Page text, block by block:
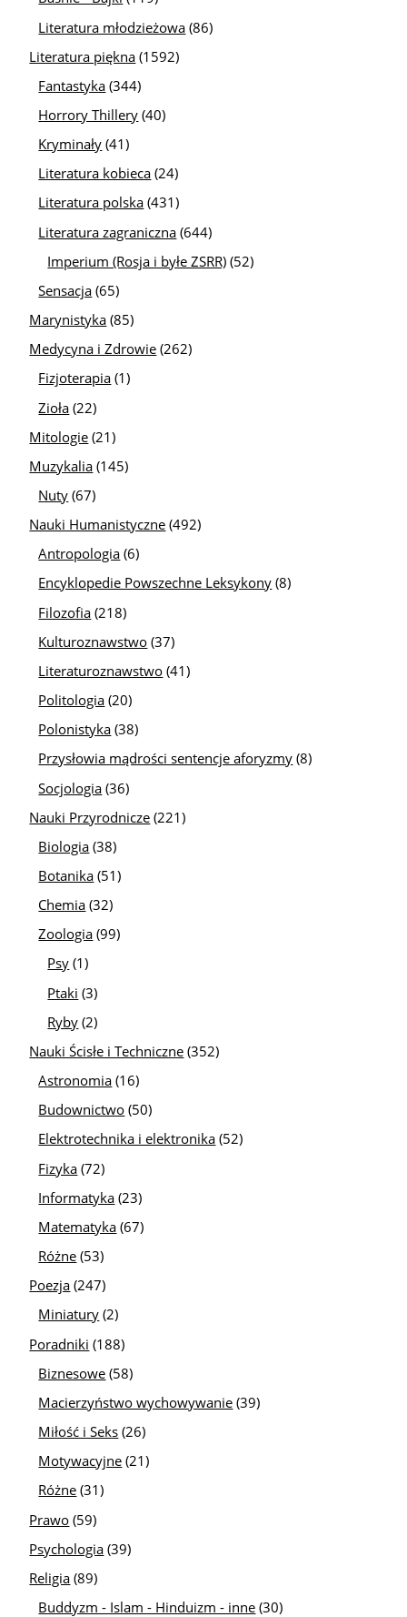
Literatura młodzieżowa (86)
Literatura piękna (1592)
Fantastyka (344)
Horrory Thillery (40)
Kryminały (41)
Literatura kobieca (24)
Literatura polska (431)
Literatura zagraniczna (644)
Imperium (Rosja i byłe ZSRR) (52)
Sensacja (65)
Marynistyka (85)
Medycyna i Zdrowie (262)
Fizjoterapia (1)
Zioła (22)
Mitologie (21)
Muzykalia (145)
Nuty (67)
Nauki Humanistyczne (492)
Antropologia (6)
Encyklopedie Powszechne Leksykony (8)
Filozofia (218)
Kulturoznawstwo (37)
Literaturoznawstwo (41)
Politologia (20)
Polonistyka (38)
Przysłowia mądrości sentencje aforyzmy (8)
Socjologia (36)
Nauki Przyrodnicze (221)
Biologia (38)
Botanika (51)
Chemia (32)
Zoologia (99)
Psy (1)
Ptaki (3)
Ryby (2)
Nauki Ścisłe i Techniczne (352)
Astronomia (16)
Budownictwo (50)
Elektrotechnika i elektronika (52)
Fizyka (72)
Informatyka (23)
Matematyka (67)
Różne (53)
Poezja (247)
Miniatury (2)
Poradniki (188)
Biznesowe (58)
Macierzyństwo wychowywanie (39)
Miłość i Seks (26)
Motywacyjne (21)
Różne (31)
Prawo (59)
Psychologia (39)
Religia (89)
Buddyzm - Islam - Hinduizm - inne (30)